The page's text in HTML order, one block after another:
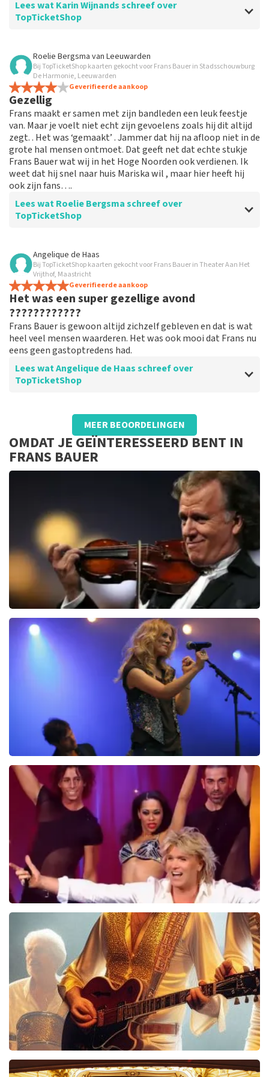
Lees wat Karin Wijnands schreef over
TopTicketShop
Beoordeling van Karin Wijnands over
Alles goed geregeld
Super!
Roelie Bergsma van Leeuwarden
Bij TopTicketShop kaarten gekocht voor Frans Bauer in Stadsschouwburg
De Harmonie, Leeuwarden
Geverifieerde aankoop
Gezellig
Frans maakt er samen met zijn bandleden een leuk feestje
van. Maar je voelt niet echt zijn gevoelens zoals hij dit altijd
zegt. . Het was ‘gemaakt’ . Jammer dat hij na afloop niet in de
grote hal mensen ontmoet. Dat geeft net dat echte stukje
Frans Bauer wat wij in het Hoge Noorden ook verdienen. Ik
weet dat hij snel naar huis Mariska wil , maar hier heeft hij
ook zijn fans….
Lees wat Roelie Bergsma schreef over
TopTicketShop
Beoordeling van Roelie Bergsma over
Prima .
Prima snel en goed geregeld via jullie Tickets keurig op
tijd binnen
Angelique de Haas
Bij TopTicketShop kaarten gekocht voor Frans Bauer in Theater Aan Het
Vrijthof, Maastricht
Geverifieerde aankoop
Het was een super gezellige avond
????????????
Frans Bauer is gewoon altijd zichzelf gebleven en dat is wat
heel veel mensen waarderen. Het was ook mooi dat Frans nu
eens geen gastoptredens had.
Lees wat Angelique de Haas schreef over
TopTicketShop
Beoordeling van Angelique de Haas overTopTicketShop
Jammer dat de verkeerde naam op de
tickets stonden
Beste Angeliquede, Bedankt voor het schrijven van een
review op onze website. Uw feedback vinden wij erg
belangrijk. U helpt ons zo onze dienstverlening te
verbeteren en ook helpt u andere consumenten met
het maken van een beslissing. Wij hebben uw review
gelezen en willen er graag op reageren. Het klopt dat
er een andere naam op het ticket staat. Dit komt
doordat wij een wederverkoper zijn. Gelukkig heeft dit
geen invloed op uw toegang tot het evenement. Wij
hopen dat u ondanks de verwarring toch een
fantastische avond heeft gehad. Met vriendelijke
groeten, Joost Topticketshop
MEER BEOORDELINGEN
OMDAT JE GEÏNTERESSEERD BENT IN
FRANS BAUER
Andre Rieu
reviews
Ilse DeLange
274+
BEKIJKEN
Hans Klok
314+ reviews
BEKIJKEN
Bee Gees Forever